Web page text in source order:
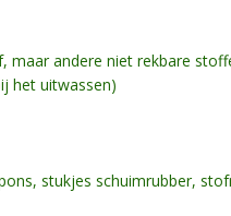
maar andere niet rekbare
het uitwassen)
stukjes schuimrubber,